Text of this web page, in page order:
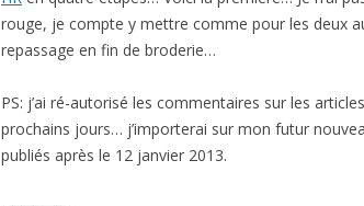
rouge, je compte y mettre comme pour les deux
repassage en fin de broderie…
PS: j’ai ré-autorisé les commentaires sur les
prochains jours… j’importerai sur mon futur
publiés après le 12 janvier 2013.